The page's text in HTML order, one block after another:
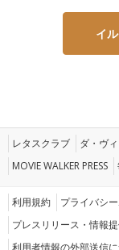
イ
レタスクラブ ダ・ヴ
MOVIE WALKER PRESS
利用規約 プライバシ
プレスリリース・情報
利用者情報の外部送信